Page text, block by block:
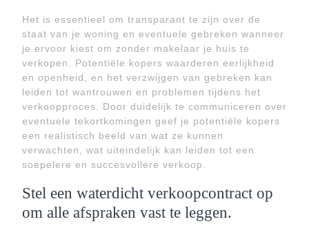
Het is essentieel om transparant te zijn over de
staat van je woning en eventuele gebreken wanneer
je ervoor kiest om zonder makelaar je huis te
verkopen. Potentiële kopers waarderen eerlijkheid
en openheid, en het verzwijgen van gebreken kan
leiden tot wantrouwen en problemen tijdens het
verkoopproces. Door duidelijk te communiceren over
eventuele tekortkomingen geef je potentiële kopers
een realistisch beeld van wat ze kunnen
verwachten, wat uiteindelijk kan leiden tot een
soepelere en succesvollere verkoop.
Stel een waterdicht verkoopcontract op
om alle afspraken vast te leggen.